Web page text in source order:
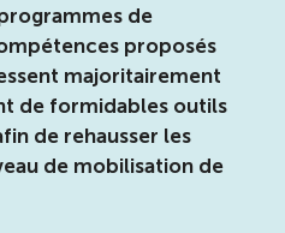
de
proposés
majoritairement
de formidables outils
de rehausser les
de mobilisation de